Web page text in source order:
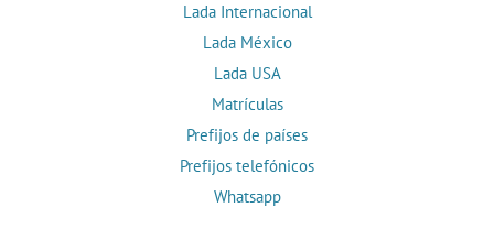
Lada Internacional
Lada México
Lada USA
Matrículas
Prefijos de países
Prefijos telefónicos
Whatsapp